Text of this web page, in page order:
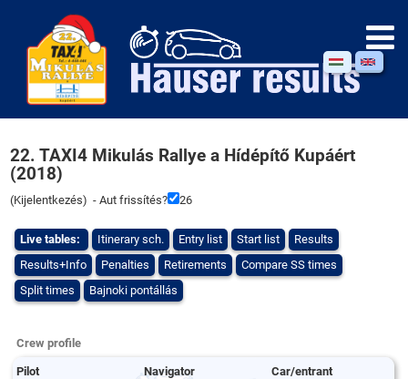
22. TAXI4 Mikulás Rallye a Hídépítő Kupáért
(2018)
(Kijelentkezés) - Aut frissítés? 26
Live tables: Itinerary sch. Entry list Start list
Results
Results+Info
Penalties Retirements
Compare SS times
Split times
Bajnoki pontállás
Crew profile
Pilot Navigator Car/entrant